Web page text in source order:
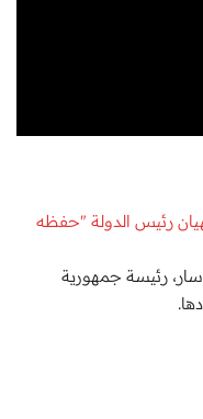
رئيس الدولة "حفظه
رئيسة جمهورية